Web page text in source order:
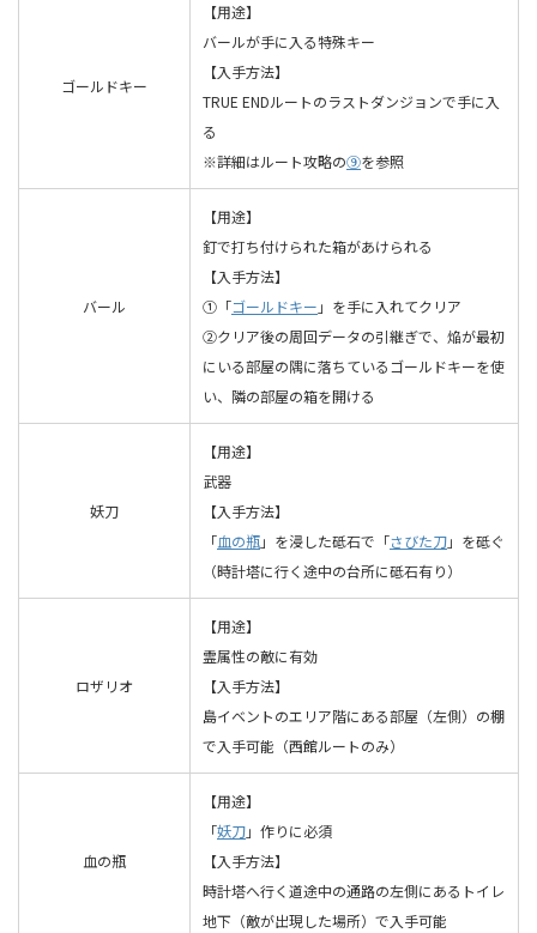
ゴールドキー
【用途】
バールが手に入る特殊キー
【入手方法】
TRUE ENDルートのラストダンジョンで手に入
る
※詳細はルート攻略の⑨を参照
バール
【用途】
釘で打ち付けられた箱があけられる
【入手方法】
①「ゴールドキー 」を手に入れてクリア
②クリア後の周回データの引継ぎで、焔が最初
にいる部屋の隅に落ちているゴールドキーを使
い、隣の部屋の箱を開ける
妖刀
【用途】
武器
【入手方法】
「血の瓶」を浸した砥石で「さびた刀」を砥ぐ
（時計塔に行く途中の台所に砥石有り）
ロザリオ
【用途】
霊属性の敵に有効
【入手方法】
島イベントのエリア階にある部屋（左側）の棚
で入手可能（西館ルートのみ）
血の瓶
【用途】
「妖刀」作りに必須
【入手方法】
時計塔へ行く道途中の通路の左側にあるトイレ
地下（敵が出現した場所）で入手可能